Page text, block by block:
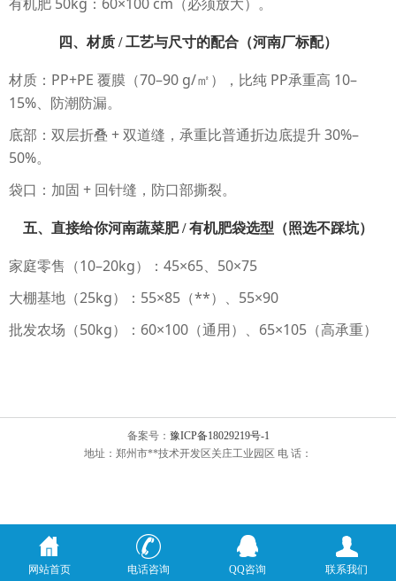
四、材质 / 工艺与尺寸的配合（河南厂标配）
材质：PP+PE 覆膜（70–90 g/㎡），比纯 PP承重高 10–
15%、防潮防漏。
底部：双层折叠 + 双道缝，承重比普通折边底提升 30%–
50%。
袋口：加固 + 回针缝，防口部撕裂。
五、直接给你河南蔬菜肥 / 有机肥袋选型（照选不踩坑）
家庭零售（10–20kg）：45×65、50×75
大棚基地（25kg）：55×85（**）、55×90
批发农场（50kg）：60×100（通用）、65×105（高承重）
备案号： 豫ICP备18029219号-1
地址：郑州市**技术开发区关庄工业园区 电 话：
网站首页 电话咨询 QQ咨询 联系我们